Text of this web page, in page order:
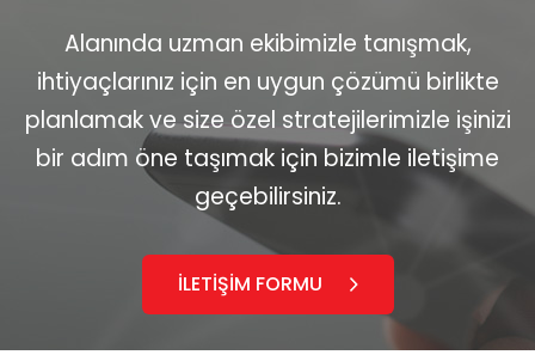
Alanında uzman ekibimizle tanışmak,
ihtiyaçlarınız için en uygun çözümü birlikte
planlamak ve size özel stratejilerimizle işinizi
bir adım öne taşımak için bizimle iletişime
geçebilirsiniz.
İLETİŞİM FORMU